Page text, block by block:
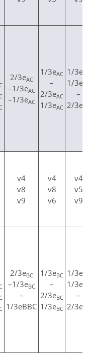
2/3eAС
–1/3eAС
–1/3eAС
1/3eAС
–
2/3eAС
1/3eAС
1/3e
1/3e
–
2/3e
v4
v8
v9
v4
v8
v6
v4
v5
v9
2/3eBС
–1/3eBС
–
1/3eBBС
1/3eBС
–
2/3eBС
1/3eBС
1/3e
1/3e
–
2/3e